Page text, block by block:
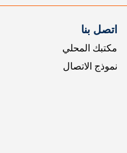
اتصل بنا
مكتبك المحلي
نموذج الاتصال